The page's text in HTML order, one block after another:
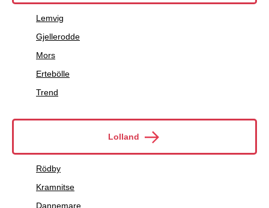
Lemvig
Gjellerodde
Mors
Ertebölle
Trend
Lolland
Rödby
Kramnitse
Dannemare